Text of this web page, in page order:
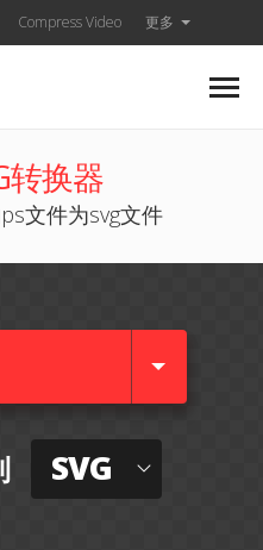
Compress Video 更多
转换器
文件为svg文件
SVG